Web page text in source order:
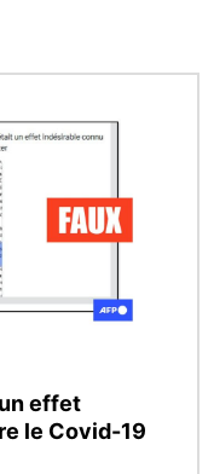
effet
le Covid-19